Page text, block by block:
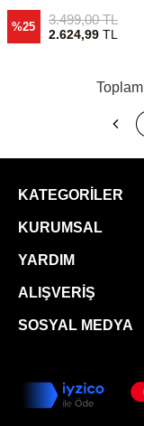
%25 3.499,00TL
2.624,99TL
Toplam
KATEGORILER
KURUMSAL
YARDIM
ALIŞVERIŞ
SOSYAL MEDYA